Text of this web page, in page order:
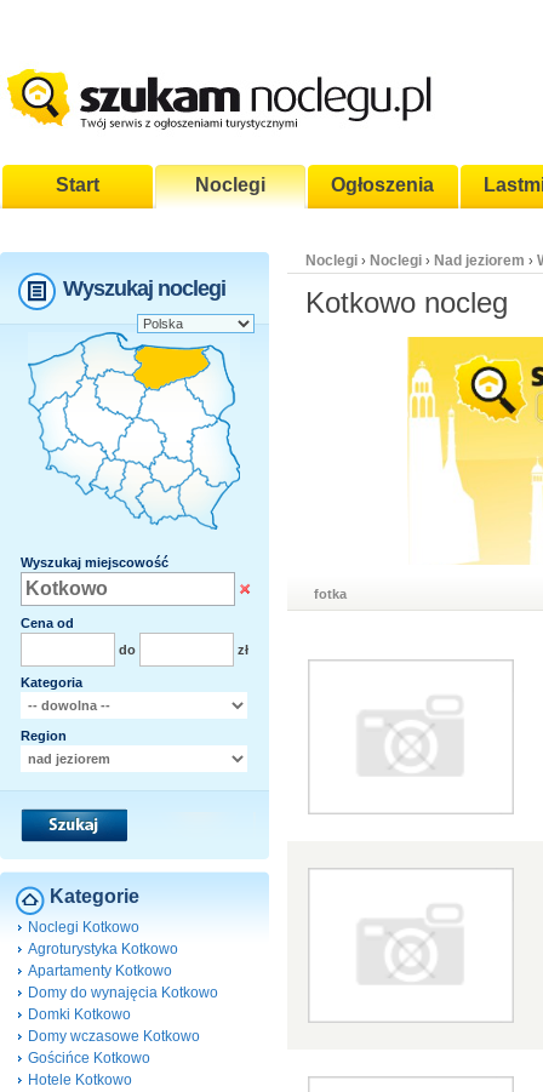
Start Noclegi Ogłoszenia
Wyszukaj noclegi
Wyszukaj miejscowość
Cena od
do
zł
Kategoria
Region
Kategorie
Noclegi Kotkowo
Agroturystyka Kotkowo
Apartamenty Kotkowo
Domy do wynajęcia Kotkowo
Domki Kotkowo
Domy wczasowe Kotkowo
Gościńce Kotkowo
Hotele Kotkowo
Noclegi › Noclegi › Nad jeziorem ›
Kotkowo nocleg
fotka